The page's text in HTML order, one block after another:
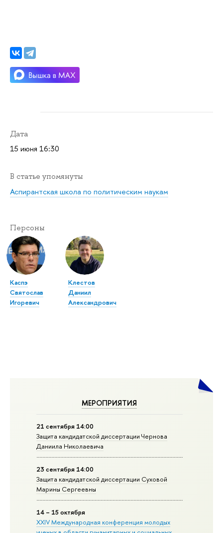
МЕРОПРИЯТИЯ
21 сентября 14:00
Защита кандидатской диссертации Чернова
Даниила Николаевича
23 сентября 14:00
Защита кандидатской диссертации Суховой
Марины Сергеевны
14 – 15 октября
XXIV Международная конференция молодых
Дата
15 июня 16:30
В статье упомянуты
Аспирантская школа по политическим наукам
Персоны
Каспэ
Святослав
Игоревич
Клестов
Даниил
Александрович